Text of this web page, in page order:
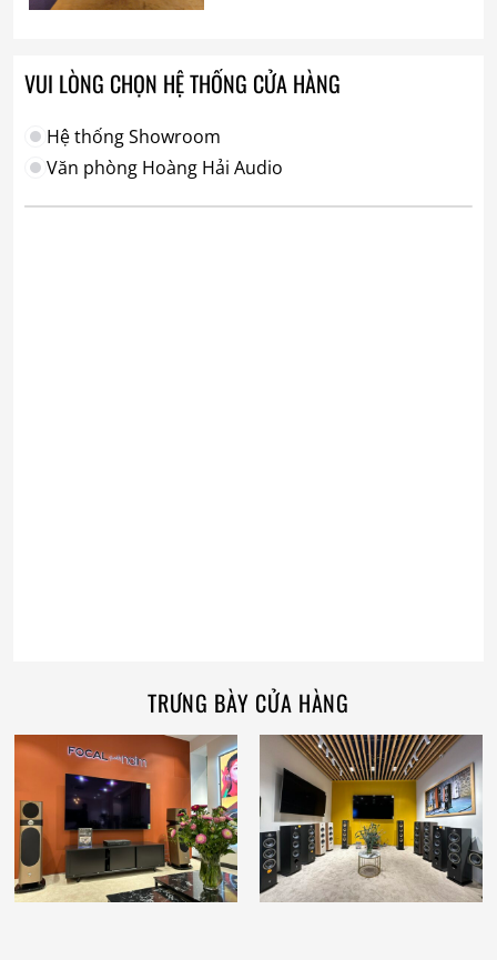
VUI LÒNG CHỌN HỆ THỐNG CỬA HÀNG
Hệ thống Showroom
Văn phòng Hoàng Hải Audio
TRƯNG BÀY CỬA HÀNG